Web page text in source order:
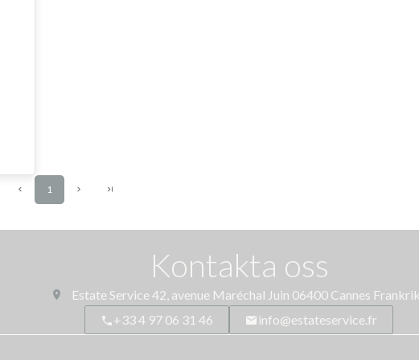
1
Kontakta oss
Estate Service42, avenue Maréchal Juin 06400 Cannes
+33 4 97 06 31 46
info@estateservice.fr